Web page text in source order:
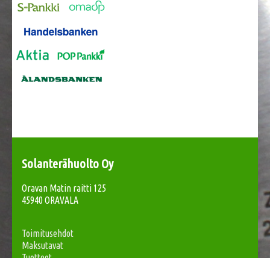
Solanterähuolto Oy
Oravan Matin raitti 125
45940 ORAVALA
Toimitusehdot
Maksutavat